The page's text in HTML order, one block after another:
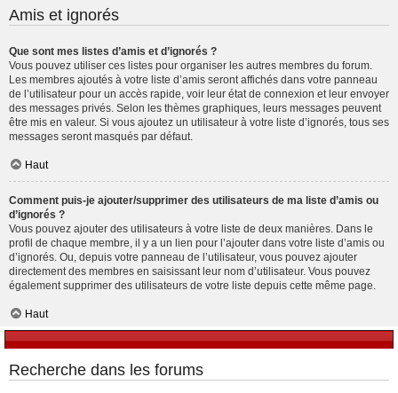
Amis et ignorés
Que sont mes listes d’amis et d’ignorés ?
Vous pouvez utiliser ces listes pour organiser les autres membres du forum.
Les membres ajoutés à votre liste d’amis seront affichés dans votre panneau
de l’utilisateur pour un accès rapide, voir leur état de connexion et leur envoyer
des messages privés. Selon les thèmes graphiques, leurs messages peuvent
être mis en valeur. Si vous ajoutez un utilisateur à votre liste d’ignorés, tous ses
messages seront masqués par défaut.
Haut
Comment puis-je ajouter/supprimer des utilisateurs de ma liste d’amis ou
d’ignorés ?
Vous pouvez ajouter des utilisateurs à votre liste de deux manières. Dans le
profil de chaque membre, il y a un lien pour l’ajouter dans votre liste d’amis ou
d’ignorés. Ou, depuis votre panneau de l’utilisateur, vous pouvez ajouter
directement des membres en saisissant leur nom d’utilisateur. Vous pouvez
également supprimer des utilisateurs de votre liste depuis cette même page.
Haut
Recherche dans les forums